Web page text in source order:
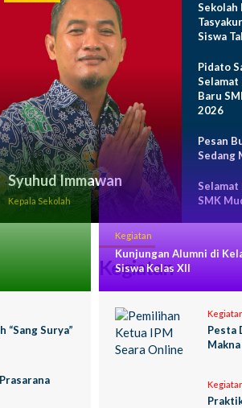
Syuhud Immawan
Kepala Sekolah
Sekolah
Siswa
Pidato
Selamat
Baru
2026
Pesan
Sedang
Selamat
SMK
“Sang Surya”
Kegiatan
Kegiatan
Kunjungan Alumni di
Siswa Kelas XII
Pesta